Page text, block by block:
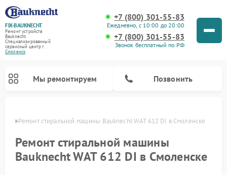
FIX-BAUKNECHT
Ремонт устройств
Bauknecht
Специализированный
cервисный центр г.
Смоленск
+7 (800) 301-55-83
Ежедневно, с 10:00 до 20:00
+7 (800) 301-55-83
Звонок бесплатный по РФ
Мы ремонтируем Позвонить
Ремонт стиральной машины Bauknecht WAT 612 DI в Смоленске
Ремонт стиральной машины
Bauknecht WAT 612 DI в Смоленске